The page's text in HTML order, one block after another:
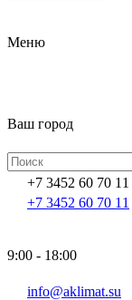
Меню
Ваш город
+7 3452 60 70 11
+7 3452 60 70 11
9:00 - 18:00
info@aklimat.su